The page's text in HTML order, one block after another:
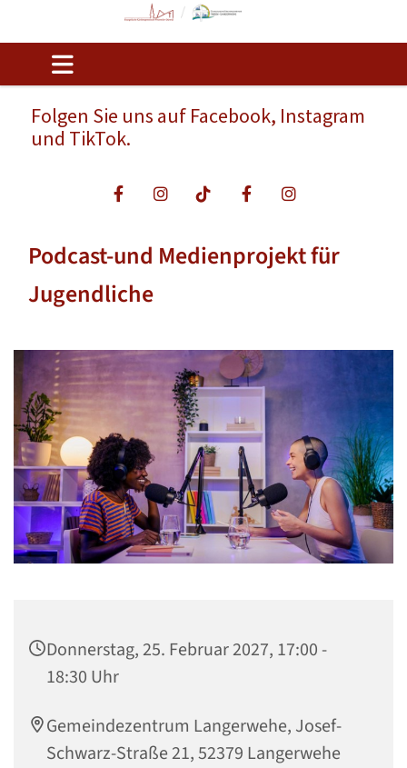
Folgen Sie uns auf Facebook, Instagram
und TikTok.
Podcast-und Medienprojekt für
Jugendliche
Donnerstag, 25. Februar 2027, 17:00 -
18:30 Uhr
Gemeindezentrum Langerwehe, Josef-
Schwarz-Straße 21, 52379 Langerwehe